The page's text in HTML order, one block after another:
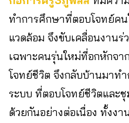
ทำการศึกษาที่ตอบโจทย์ค
แวดล้อม จึงขับเคลื่อนงาน
เฉพาะคนรุ่นใหม่ที่อกหักจ
โจทย์ชีวิต จึงกลับบ้านมาท
ระบบ ที่ตอบโจทย์ชีวิตและ
ด้วยกันอย่างต่อเนื่อง ทั้งงา